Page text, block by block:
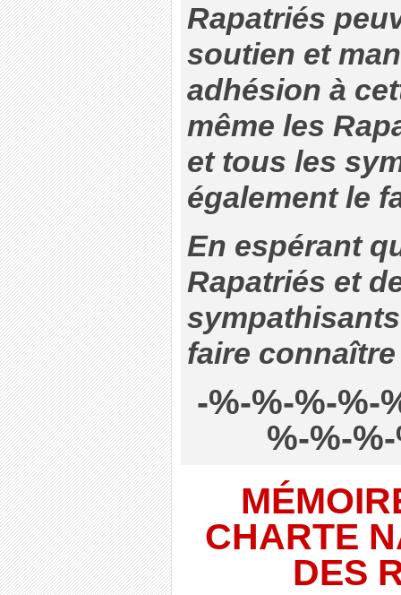
Rapatriés
soutien et
adhésion à
même les
et tous les
également le
En espérant
Rapatriés et
faire
-%-%-%-%-
%-%-
CHARTE
DES